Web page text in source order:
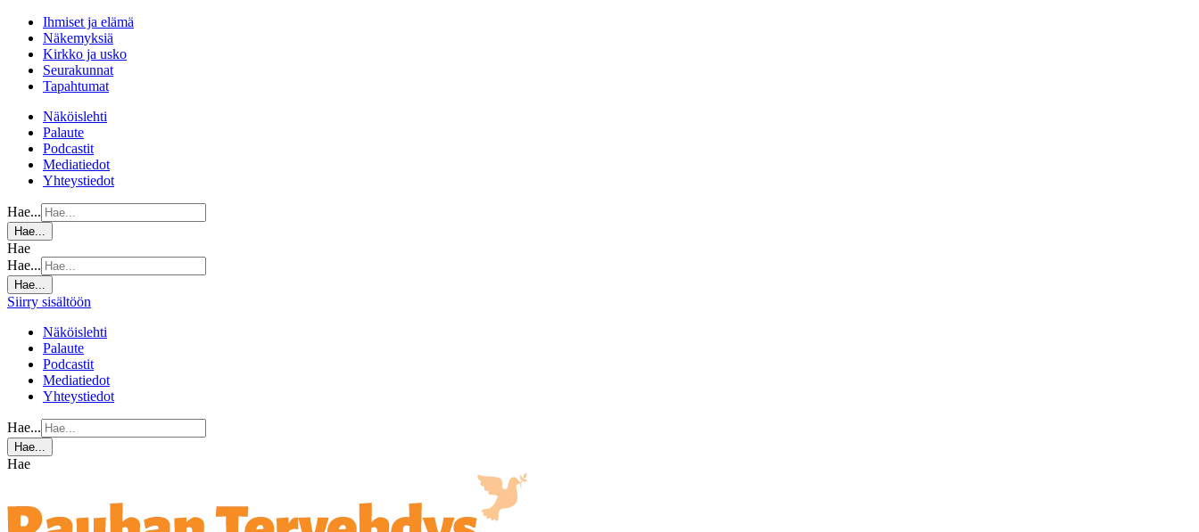
Ihmiset ja elämä
Näkemyksiä
Kirkko ja usko
Seurakunnat
Tapahtumat
Näköislehti
Palaute
Podcastit
Mediatiedot
Yhteystiedot
Hae...
Hae...
Hae
Hae...
Hae...
Siirry sisältöön
Näköislehti
Palaute
Podcastit
Mediatiedot
Yhteystiedot
Hae...
Hae...
Hae